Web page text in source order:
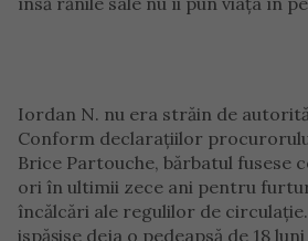
Iordan N. nu era străin de
Conform declarațiilor
Brice Partouche, bărbatul fusese
ori în ultimii zece ani pentru
încălcări ale regulilor de circulație.
ispășise deja o pedeapsă de 18